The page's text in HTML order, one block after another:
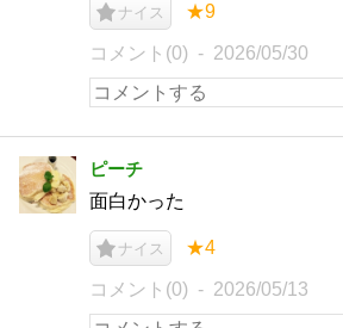
ナイス ★9
コメント(0) 2026/05/30
ピーチ
面白かった
ナイス ★4
コメント(0) 2026/05/13